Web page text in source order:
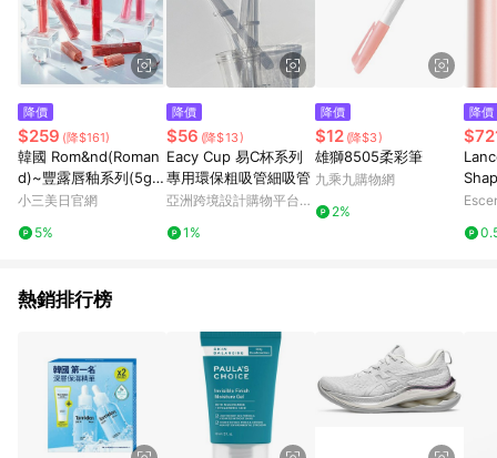
降價
$259 (降$161)
韓國 Rom&nd(Roman
d)~豐露唇釉系列(5g)
多款可選
小三美日官網
5%
降價
$56 (降$13)
Eacy Cup 易C杯系列
專用環保粗吸管細吸管
亞洲跨境設計購物平台
1%
降價
$12 (降$3)
雄獅8505柔彩筆
九乘九購物網
2%
降價
Tea
熱銷排行榜